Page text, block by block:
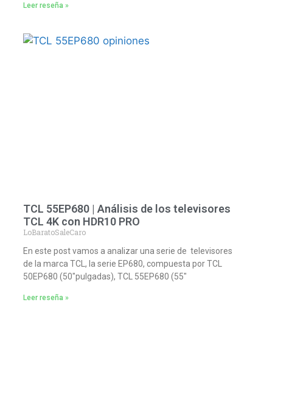
Leer reseña »
TCL 55EP680 | Análisis de los televisores
TCL 4K con HDR10 PRO
LoBaratoSaleCaro
En este post vamos a analizar una serie de televisores
de la marca TCL, la serie EP680, compuesta por TCL
50EP680 (50″pulgadas), TCL 55EP680 (55″
Leer reseña »